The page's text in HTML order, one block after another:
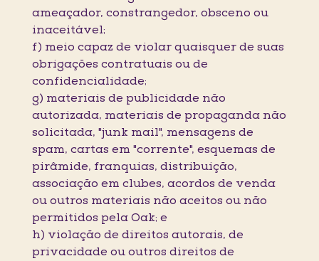
ameaçador, constrangedor, obsceno ou
inaceitável;
f) meio capaz de violar quaisquer de suas
obrigações contratuais ou de
confidencialidade;
g) materiais de publicidade não
autorizada, materiais de propaganda não
solicitada, "junk mail", mensagens de
spam, cartas em "corrente", esquemas de
pirâmide, franquias, distribuição,
associação em clubes, acordos de venda
ou outros materiais não aceitos ou não
permitidos pela Oak; e
h) violação de direitos autorais, de
privacidade ou outros direitos de